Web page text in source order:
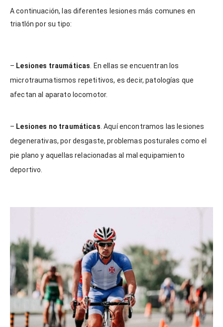
A continuación, las diferentes lesiones más comunes en
triatlón por su tipo:
– Lesiones traumáticas. En ellas se encuentran los
microtraumatismos repetitivos, es decir, patologías que
afectan al aparato locomotor.
– Lesiones no traumáticas. Aquí encontramos las lesiones
degenerativas, por desgaste, problemas posturales como el
pie plano y aquellas relacionadas al mal equipamiento
deportivo.